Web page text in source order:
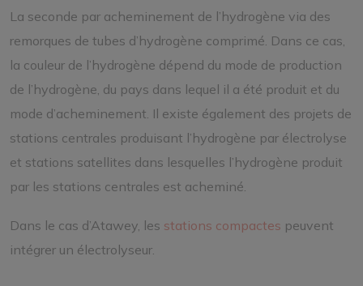
La seconde par acheminement de l’hydrogène via des
remorques de tubes d’hydrogène comprimé. Dans ce cas,
la couleur de l’hydrogène dépend du mode de production
de l’hydrogène, du pays dans lequel il a été produit et du
mode d’acheminement. Il existe également des projets de
stations centrales produisant l’hydrogène par électrolyse
et stations satellites dans lesquelles l’hydrogène produit
par les stations centrales est acheminé.
Dans le cas d’Atawey, les stations compactes peuvent
intégrer un électrolyseur.